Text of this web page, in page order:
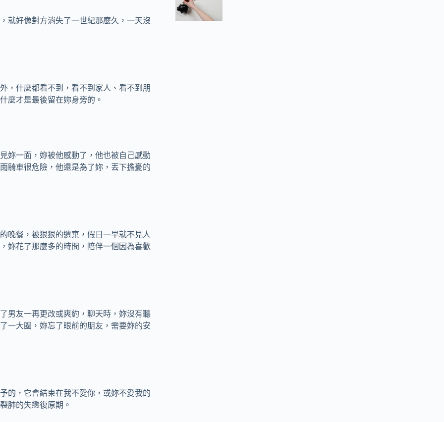
就好像對方消失了一世紀那麼久，一天沒
，什麼都看不到，看不到家人、看不到朋
麼才是最後留在妳身旁的。
妳一面，妳被他感動了，他也被自己感動
騎車很危險，他還是為了妳，丟下擔憂的
晚餐，被狠狠的遺棄，假日一早就不見人
妳花了那麼多的時間，陪伴一個因為喜歡
男友一再更改或爽約，聊天時，妳沒有聽
一大圈，妳忘了眼前的朋友，需要妳的安
的，它會結束在我不愛你，或妳不愛我的
肺的失戀復原期。